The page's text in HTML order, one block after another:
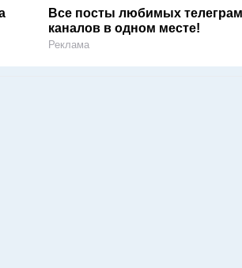
Все посты любимых
каналов в одном месте!
Реклама